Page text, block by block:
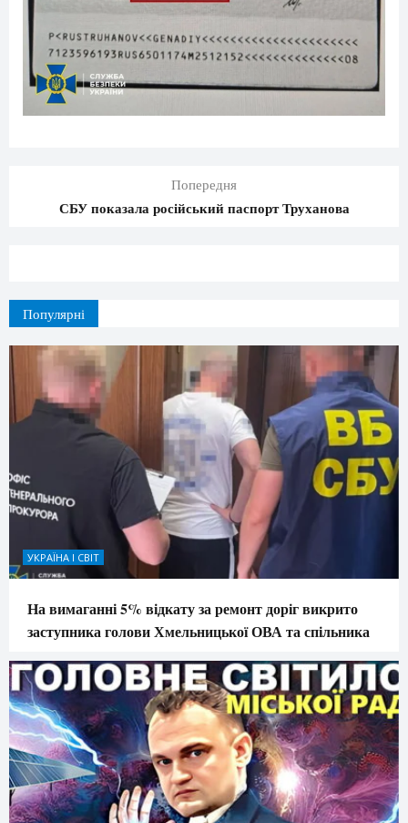
Попередня
СБУ показала російський паспорт Труханова
Популярні
УКРАЇНА І СВІТ
На вимаганні 5% відкату за ремонт доріг викрито
заступника голови Хмельницької ОВА та спільника